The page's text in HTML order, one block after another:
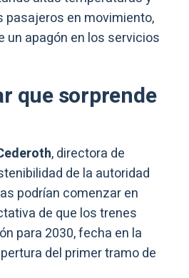
pasajeros en movimiento,
un apagón en los servicios
que sorprende
, directora de
de la autoridad
podrían comenzar en
de que los trenes
para 2030, fecha en la
del primer tramo de